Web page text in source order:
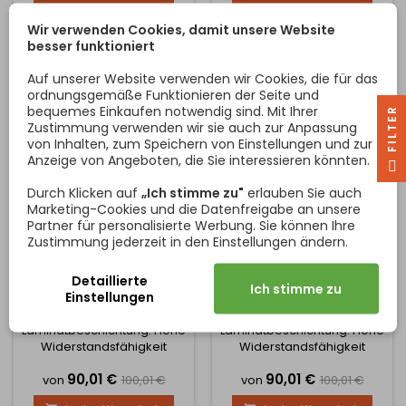
Halbfertigprodukten oder
können das Produkt
diesem Fall wählen Sie die
Option Maßanfertigung und
geben die gewünschten
Maße ein. Wenn Sie die
Platte...
Halbfertigprodukten oder
diesem Fall wählen Sie die
Option Maßanfertigung und
geben die gewünschten
Maße ein. Wenn Sie die
Platte...
Rabatt -10%
RÜCKWAND FÜR
SPARKLE GRAIN WEISS / F
486
Küchenblock aus
Laminatbeschichtung. Hohe
Widerstandsfähigkeit
Belastung oder hohe
Temperaturen während
von Preis
90,01 € Verkaufspreis
100,01 €
Rabatt -10%
RÜCKWAND FÜR EGGER
TERRA BASALTINO / F352
ARBEITSPLATTE
Küchenblock aus
Spanplatten mit
Laminatbeschichtung. Hohe
Widerstandsfähigkeit
Belastung oder hohe
Temperaturen während
von Preis
90,01 € 100,01 €
Wir verwenden Cookies, damit unsere Website
besser funktioniert
Auf unserer Website verwenden wir Cookies, die für das
ordnungsgemäße Funktionieren der Seite und
bequemes Einkaufen notwendig sind. Mit Ihrer
Zustimmung verwenden wir sie auch zur Anpassung
von Inhalten, zum Speichern von Einstellungen und zur
Anzeige von Angeboten, die Sie interessieren könnten.
Durch Klicken auf „Ich stimme zu" erlauben Sie auch
Marketing-Cookies und die Datenfreigabe an unsere
Partner für personalisierte Werbung. Sie können Ihre
Zustimmung jederzeit in den Einstellungen ändern.
Detaillierte
Einstellungen
Ich stimme zu
R